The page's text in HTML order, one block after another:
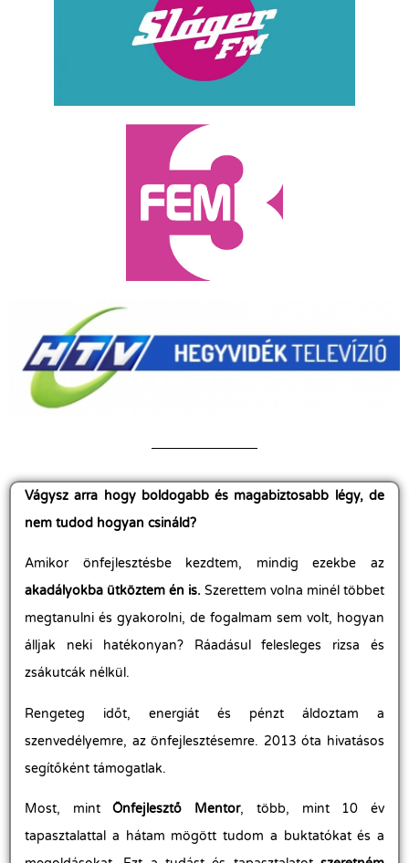
Vágysz arra hogy boldogabb és magabiztosabb légy, de
nem tudod hogyan csináld?
Amikor önfejlesztésbe kezdtem, mindig ezekbe az
akadályokba ütköztem én is. Szerettem volna minél többet
megtanulni és gyakorolni, de fogalmam sem volt, hogyan
álljak neki hatékonyan? Ráadásul felesleges rizsa és
zsákutcák nélkül.
Rengeteg időt, energiát és pénzt áldoztam a
szenvedélyemre, az önfejlesztésemre. 2013 óta hivatásos
segítőként támogatlak.
Most, mintÖnfejlesztő Mentor, több, mint 10 év
tapasztalattal a hátam mögött tudom a buktatókat és a